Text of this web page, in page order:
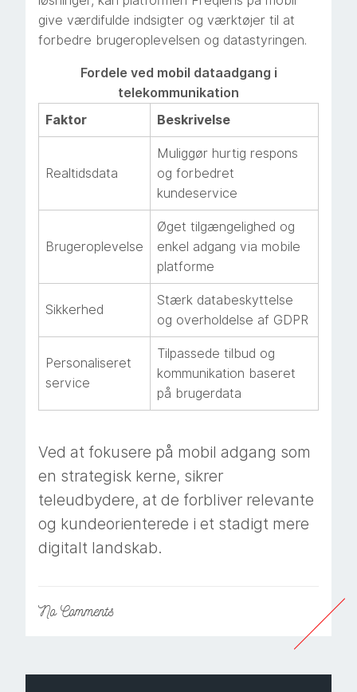
give værdifulde indsigter og værktøjer til at
forbedre brugeroplevelsen og datastyringen.
Fordele ved mobil dataadgang i
telekommunikation
Faktor
Beskrivelse
Realtidsdata
Muliggør hurtig respons
og forbedret
kundeservice
Brugeroplevelse
Øget tilgængelighed og
enkel adgang via mobile
platforme
Sikkerhed
Stærk databeskyttelse
og overholdelse af GDPR
Personaliseret
service
Tilpassede tilbud og
kommunikation baseret
på brugerdata
Ved at fokusere på mobil adgang som
en strategisk kerne, sikrer
teleudbydere, at de forbliver relevante
og kundeorienterede i et stadigt mere
digitalt landskab.
NoComments